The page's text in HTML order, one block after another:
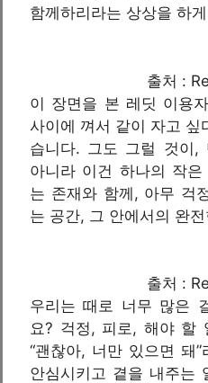
함께하리라는 상상을 하
출처 :
이 장면을 본 레딧 이용
사이에 껴서 같이 자고 싶
습니다. 그도 그럴 것이,
아니라 이건 하나의 작
는 존재와 함께, 아무 걱
는 공간, 그 안에서의 완
출처 :
우리는 때로 너무 많은
요? 걱정, 피로, 해야 할
“괜찮아, 너만 있으면 돼
안심시키고 곁을 내주는